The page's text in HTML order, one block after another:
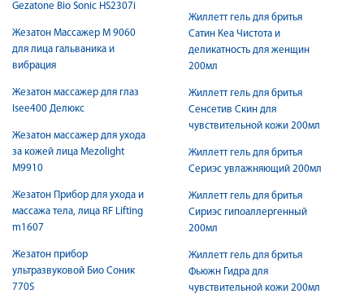
Gezatone Bio Sonic HS2307i
Жезатон Массажер M 9060
для лица гальваника и
вибрация
Жезатон массажер для глаз
Isee400 Делюкс
Жезатон массажер для ухода
за кожей лица Mezolight
M9910
Жезатон Прибор для ухода и
массажа тела, лица RF Lifting
m1607
Жезатон прибор
ультразвуковой Био Соник
770S
Жиллетт гель для бритья
Сатин Кеа Чистота и
деликатность для женщин
200мл
Жиллетт гель для бритья
Сенсетив Скин для
чувствительной кожи 200мл
Жиллетт гель для бритья
Сериэс увлажняющий 200мл
Жиллетт гель для бритья
Сириэс гипоаллергенный
200мл
Жиллетт гель для бритья
Фьюжн Гидра для
чувствительной кожи 200мл